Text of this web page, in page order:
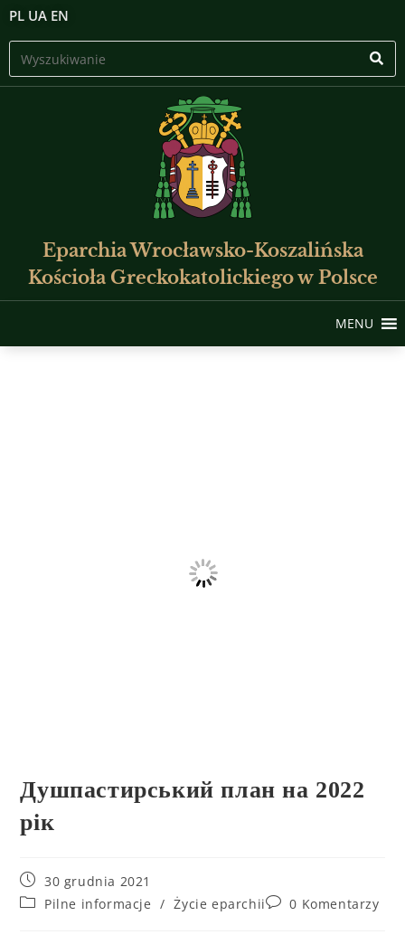
PL UA EN
Eparchia Wrocławsko-Koszalińska
Kościoła Greckokatolickiego w Polsce
MENU
Душпастирський план на 2022
рік
30 grudnia 2021
Pilne informacje / Życie eparchii 0 Komentarzy